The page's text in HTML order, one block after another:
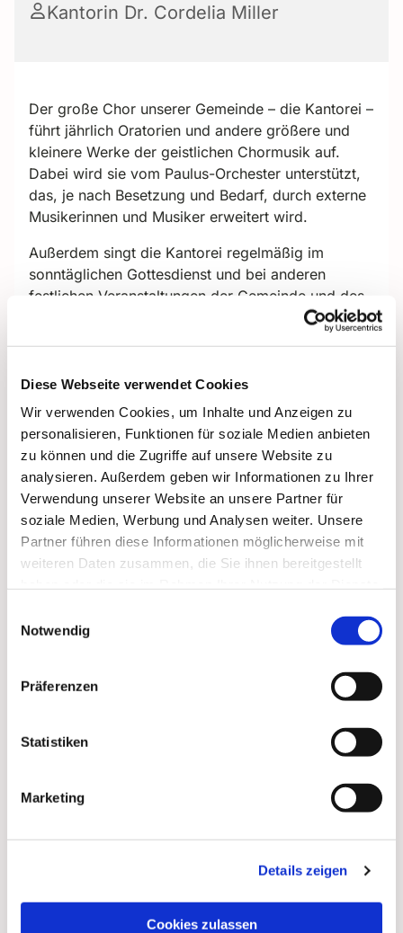
Diese Webseite verwendet Cookies
Wir verwenden Cookies, um Inhalte und Anzeigen zu
personalisieren, Funktionen für soziale Medien anbieten
zu können und die Zugriffe auf unsere Website zu
analysieren. Außerdem geben wir Informationen zu Ihrer
Verwendung unserer Website an unsere Partner für
soziale Medien, Werbung und Analysen weiter. Unsere
Partner führen diese Informationen möglicherweise mit
weiteren Daten zusammen, die Sie ihnen bereitgestellt
Notwendig
Präferenzen
Statistiken
Marketing
Details zeigen
Cookies zulassen
Kantorin Dr. Cordelia Miller
Der große Chor unserer Gemeinde – die Kantorei –
führt jährlich Oratorien und andere größere und
kleinere Werke der geistlichen Chormusik auf.
Dabei wird sie vom Paulus-Orchester unterstützt,
das, je nach Besetzung und Bedarf, durch externe
Musikerinnen und Musiker erweitert wird.
Außerdem singt die Kantorei regelmäßig im
sonntäglichen Gottesdienst und bei anderen
festlichen Veranstaltungen der Gemeinde und des
Leitung:Dr. Cordelia Miller
Probentermine:Die Kantorei probt
regelmäßigdonnerstags von 19.30 bis 21.30 Uhr,
ab Juni 2025 in der Pauluskirche.Wer Lust und
Interesse hat, mit zu singen, wird gebeten, vorab
mit der Leiterin der Kantorei Cordelia Miller
Kontakt aufzunehmen.
Probenwochenenden:
Einmal jährlich finden auf
Chorreisen oder in den Räumlichkeiten der
Paulusgemeinde intensive Probenphasen zur
Lobethal, Rheinsberg, Marienthal, Bad Saarow und